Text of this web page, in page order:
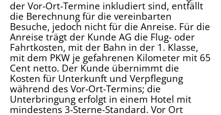
der Vor-Ort-Termine inkludiert sind, entfällt
die Berechnung für die vereinbarten
Besuche, jedoch nicht für die Anreise. Für die
Anreise trägt der Kunde AG die Flug- oder
Fahrtkosten, mit der Bahn in der 1. Klasse,
mit dem PKW je gefahrenen Kilometer mit 65
Cent netto. Der Kunde übernimmt die
Kosten für Unterkunft und Verpflegung
während des Vor-Ort-Termins; die
Unterbringung erfolgt in einem Hotel mit
mindestens 3-Sterne-Standard. Vor Ort